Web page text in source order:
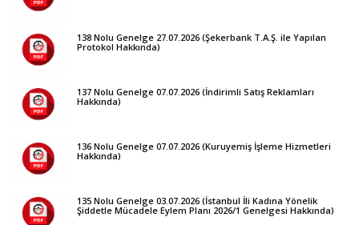
138 Nolu Genelge 27.07.2026 (Şekerbank T.A.Ş. ile Yapılan
Protokol Hakkında)
137 Nolu Genelge 07.07.2026 (İndirimli Satış Reklamları
Hakkında)
136 Nolu Genelge 07.07.2026 (Kuruyemiş İşleme Hizmetleri
Hakkında)
135 Nolu Genelge 03.07.2026 (İstanbul İli Kadına Yönelik
Şiddetle Mücadele Eylem Planı 2026/1 Genelgesi Hakkında)